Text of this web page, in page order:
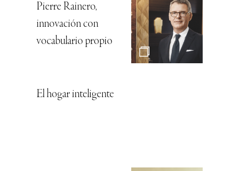
Pierre Rainero,
innovación con
vocabulario propio
El hogar inteligente